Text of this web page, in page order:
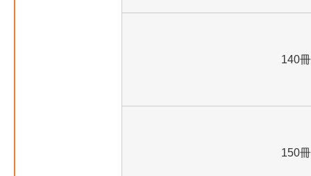
140冊
150冊